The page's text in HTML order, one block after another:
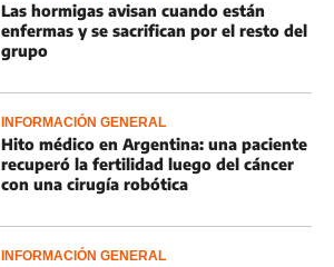
Las hormigas avisan cuando están
enfermas y se sacrifican por el resto del
grupo
INFORMACIÓN GENERAL
Hito médico en Argentina: una paciente
recuperó la fertilidad luego del cáncer
con una cirugía robótica
INFORMACIÓN GENERAL